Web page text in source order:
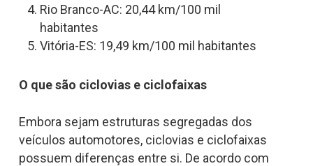
Rio Branco-AC: 20,44 km/100 mil
habitantes
Vitória-ES: 19,49 km/100 mil habitantes
O que são ciclovias e ciclofaixas
Embora sejam estruturas segregadas dos
veículos automotores, ciclovias e ciclofaixas
possuem diferenças entre si. De acordo com